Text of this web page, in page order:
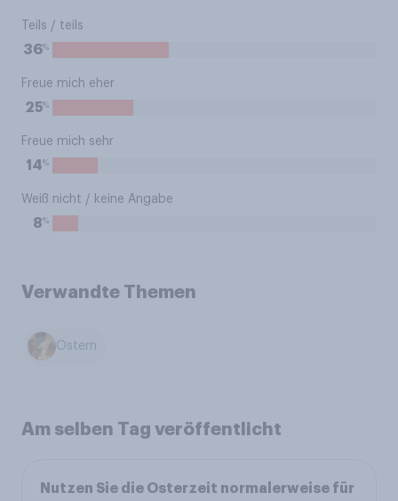
Teils / teils
36%
Freue mich eher
25%
Freue mich sehr
14%
Weiß nicht / keine Angabe
8%
Verwandte Themen
Ostern
Am selben Tag veröffentlicht
Nutzen Sie die Osterzeit normalerweise für